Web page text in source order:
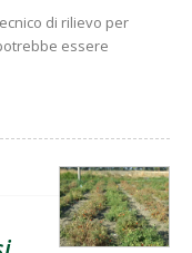
di rilievo per
essere